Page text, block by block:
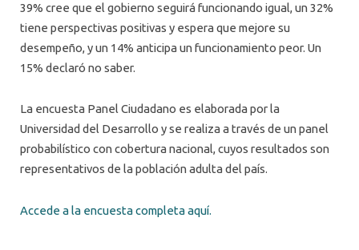
39% cree que el gobierno seguirá funcionando igual, un 32%
tiene perspectivas positivas y espera que mejore su
desempeño, y un 14% anticipa un funcionamiento peor. Un
15% declaró no saber.
La encuesta Panel Ciudadano es elaborada por la
Universidad del Desarrollo y se realiza a través de un panel
probabilístico con cobertura nacional, cuyos resultados son
representativos de la población adulta del país.
Accede a la encuesta completa aquí.